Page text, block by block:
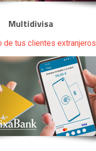
Multidivisa
de tus clientes extranjeros